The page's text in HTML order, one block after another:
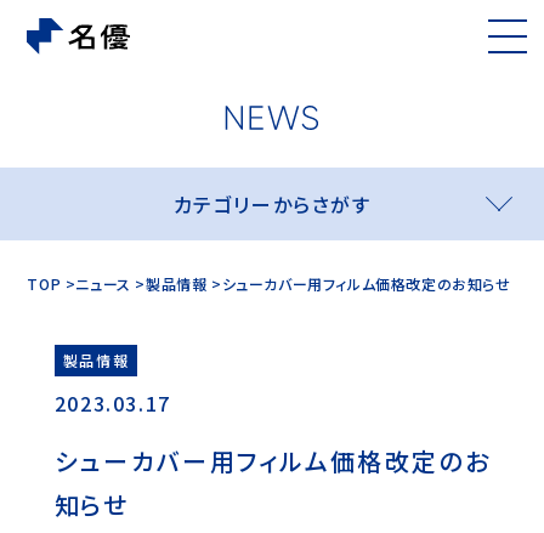
カテゴリーからさがす
TOP ニュース 製品情報 シューカバー用フィルム価格改定のお知らせ
製品情報
2023.03.17
シューカバー用フィルム価格改定のお
知らせ